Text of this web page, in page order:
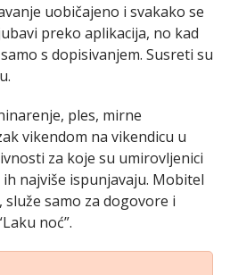
uobičajeno i svakako se
preko aplikacija, no kad
s dopisivanjem. Susreti su
ples, mirne
vikendom na vikendicu u
za koje su umirovljenici
najviše ispunjavaju. Mobitel
samo za dogovore i
noć”.